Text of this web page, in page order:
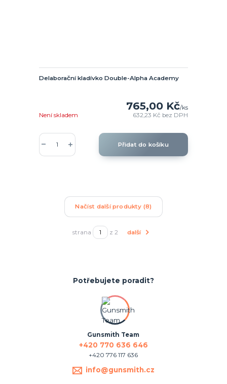
Delaborační kladívko Double-Alpha Academy
765,00 Kč/ks
632,23 Kč bez DPH
Není skladem
Přidat do košíku
Načíst další produkty (8)
strana z 2 další
Potřebujete poradit?
Gunsmith Team
+420 770 636 646
+420 776 117 636
info@gunsmith.cz